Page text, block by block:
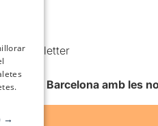
i Newsletter
Teatre Barcelona amb les
→